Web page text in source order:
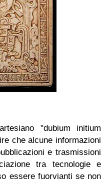
"dubium initium
che alcune informazioni
e trasmissioni
tra tecnologie e
essere fuorvianti se non